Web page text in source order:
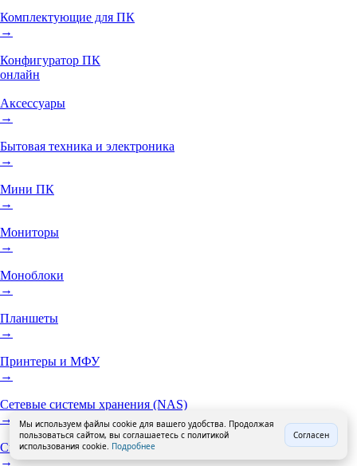
Мы используем файлы cookie для вашего удобства. Продолжая
пользоваться сайтом, вы соглашаетесь с политикой
использования cookie. Подробнее
Согласен
Комплектующие для ПК
→
Конфигуратор ПК
онлайн
Аксессуары
→
Бытовая техника и электроника
→
Мини ПК
→
Мониторы
→
Моноблоки
→
Планшеты
→
Принтеры и МФУ
→
Сетевые системы хранения (NAS)
→
Смартфоны
→